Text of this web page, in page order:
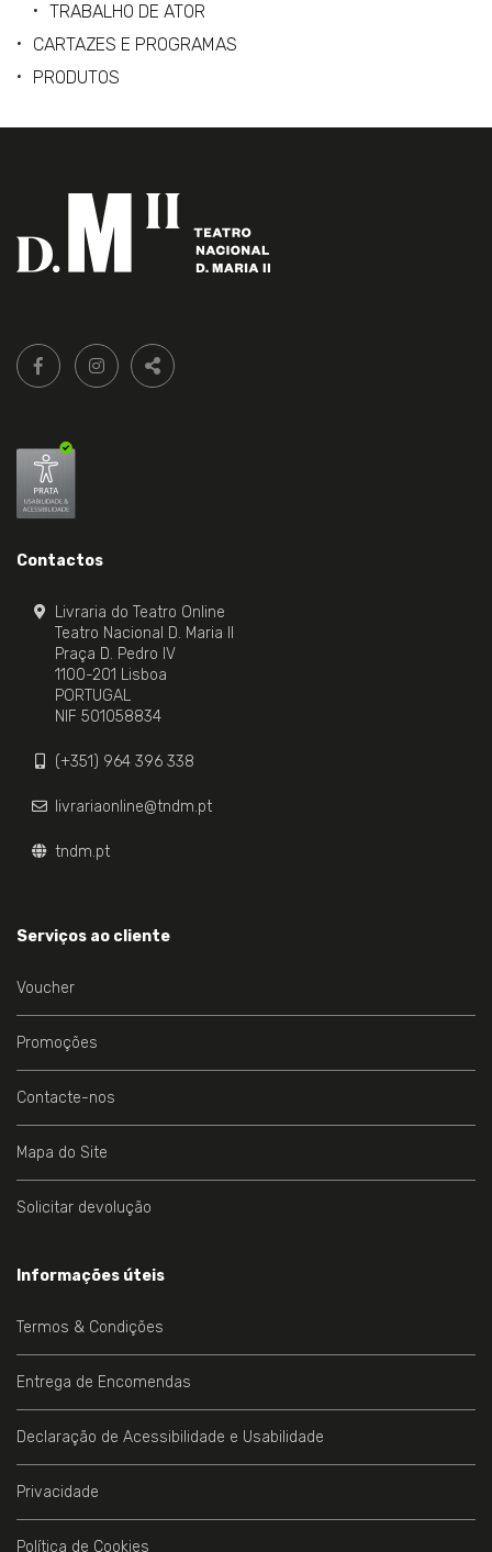
TRABALHO DE ATOR
CARTAZES E PROGRAMAS
PRODUTOS
Siga-
nos:
FACEBOOK LIVRARIA DO TEATRO ONLINE.
INSTAGRAM LIVRARIA DO TEATRO ONLINE.
PARTILHAR
Contactos
Livraria do Teatro Online
Teatro Nacional D. Maria II
Praça D. Pedro IV
1100-201 Lisboa
PORTUGAL
NIF 501058834
(+351) 964 396 338
livrariaonline@tndm.pt
tndm.pt
Serviços ao cliente
Voucher
Promoções
Contacte-nos
Mapa do Site
Solicitar devolução
Informações úteis
Termos & Condições
Entrega de Encomendas
Declaração de Acessibilidade e Usabilidade
Privacidade
Política de Cookies